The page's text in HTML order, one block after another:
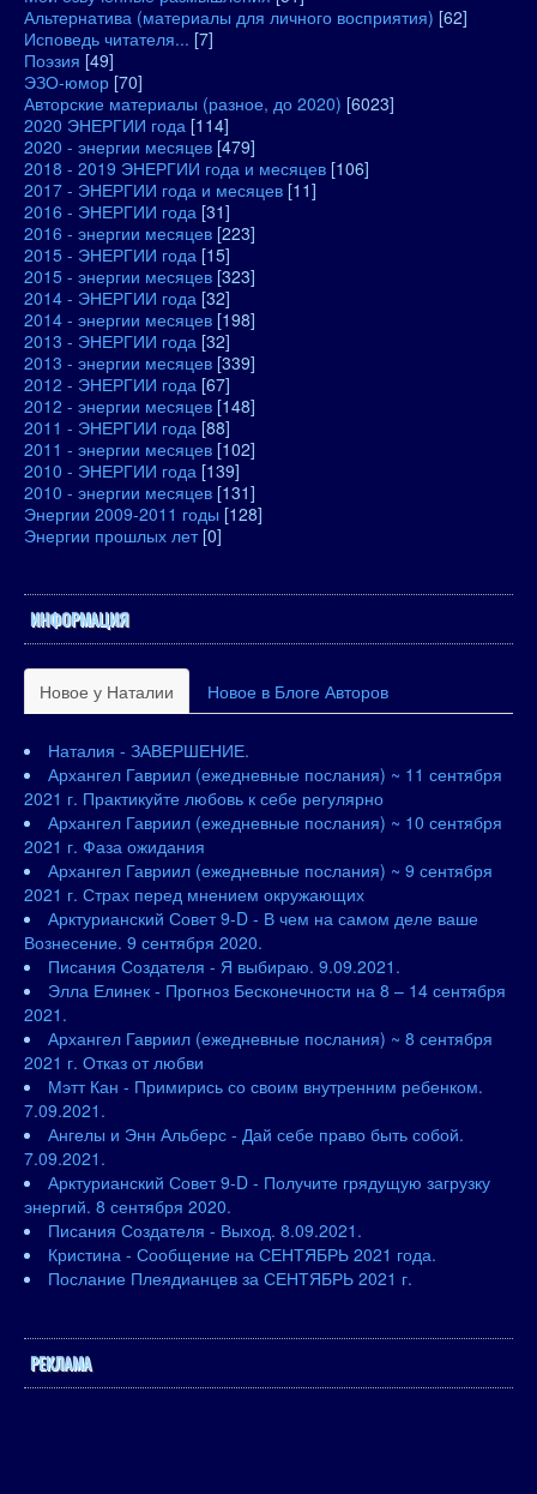
Альтернатива (материалы для личного восприятия) [62]
Исповедь читателя... [7]
Поэзия [49]
ЭЗО-юмор [70]
Авторские материалы (разное, до 2020) [6023]
2020 ЭНЕРГИИ года [114]
2020 - энергии месяцев [479]
2018 - 2019 ЭНЕРГИИ года и месяцев [106]
2017 - ЭНЕРГИИ года и месяцев [11]
2016 - ЭНЕРГИИ года [31]
2016 - энергии месяцев [223]
2015 - ЭНЕРГИИ года [15]
2015 - энергии месяцев [323]
2014 - ЭНЕРГИИ года [32]
2014 - энергии месяцев [198]
2013 - ЭНЕРГИИ года [32]
2013 - энергии месяцев [339]
2012 - ЭНЕРГИИ года [67]
2012 - энергии месяцев [148]
2011 - ЭНЕРГИИ года [88]
2011 - энергии месяцев [102]
2010 - ЭНЕРГИИ года [139]
2010 - энергии месяцев [131]
Энергии 2009-2011 годы [128]
Энергии прошлых лет [0]
ИНФОРМАЦИЯ
Новое у Наталии Новое в Блоге Авторов
Наталия - ЗАВЕРШЕНИЕ.
Архангел Гавриил (ежедневные послания) ~ 11 сентября
2021 г. Практикуйте любовь к себе регулярно
Архангел Гавриил (ежедневные послания) ~ 10 сентября
2021 г. Фаза ожидания
Архангел Гавриил (ежедневные послания) ~ 9 сентября
2021 г. Страх перед мнением окружающих
Арктурианский Совет 9-D - В чем на самом деле ваше
Вознесение. 9 сентября 2020.
Писания Создателя - Я выбираю. 9.09.2021.
Элла Елинек - Прогноз Бесконечности на 8 – 14 сентября
2021.
Архангел Гавриил (ежедневные послания) ~ 8 сентября
2021 г. Отказ от любви
Мэтт Кан - Примирись со своим внутренним ребенком.
7.09.2021.
Ангелы и Энн Альберс - Дай себе право быть собой.
7.09.2021.
Арктурианский Совет 9-D - Получите грядущую загрузку
энергий. 8 сентября 2020.
Писания Создателя - Выход. 8.09.2021.
Кристина - Сообщение на СЕНТЯБРЬ 2021 года.
Послание Плеядианцев за СЕНТЯБРЬ 2021 г.
РЕКЛАМА